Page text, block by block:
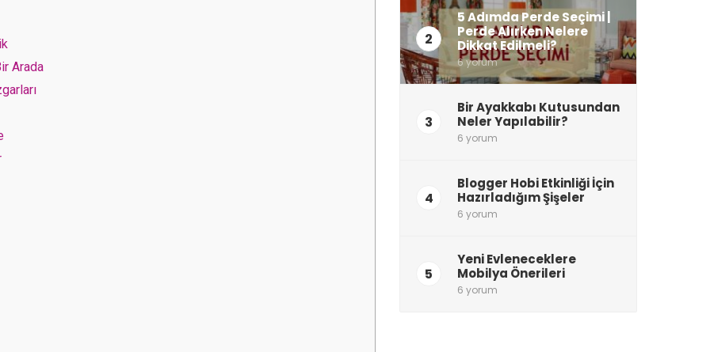
Arada
2
5 Adımda Perde Seçimi |
Perde Alırken Nelere
Dikkat Edilmeli?
6 yorum
3
Bir Ayakkabı Kutusundan
Neler Yapılabilir?
6 yorum
4
Blogger Hobi Etkinliği İçin
Hazırladığım Şişeler
6 yorum
5
Yeni Evleneceklere
Mobilya Önerileri
6 yorum